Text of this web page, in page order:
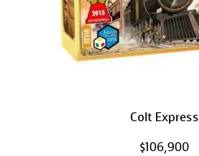
Colt Express
$106,900